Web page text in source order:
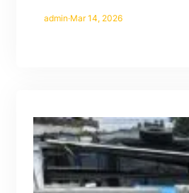
admin·Mar 14, 2026